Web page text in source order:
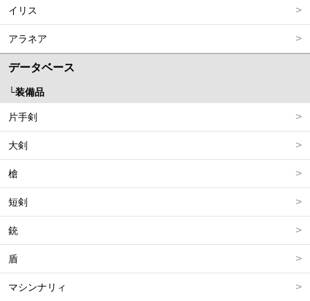
イリス
アラネア
データベース
装備品
片手剣
大剣
槍
短剣
銃
盾
マシンナリィ